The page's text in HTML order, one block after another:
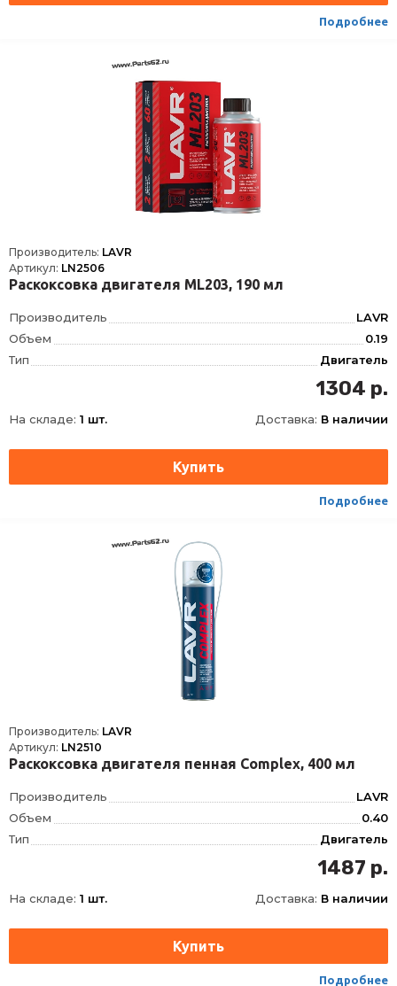
Условия хранения
±30º
3811290000
Подробнее
Производитель: LAVR
Артикул: LN2506
Раскоксовка двигателя ML203, 190 мл
Производитель
LAVR
Объем
0.19
Тип
Двигатель
190 мл
80
Ширина
52
Условия хранения
не выш +30
3811900000
1304 р.
На складе: 1 шт. Доставка: В наличии
Подробнее
Производитель: LAVR
Артикул: LN2510
Раскоксовка двигателя пенная Complex, 400 мл
Производитель
LAVR
Объем
0.40
Тип
Двигатель
400 мл
52
Ширина
52
Условия хранения
±30˚С
1487 р.
На складе: 1 шт. Доставка: В наличии
Подробнее